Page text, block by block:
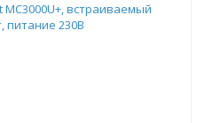
встраиваемый
питание 230B